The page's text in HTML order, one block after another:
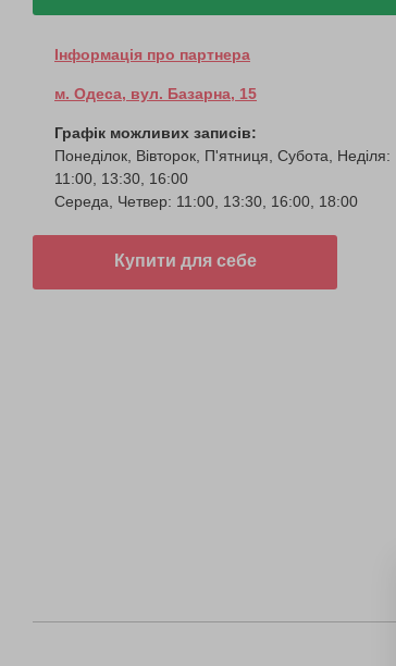
Інформація про партнера
м. Одеса, вул. Базарна, 15
Графік можливих записів:
Понеділок, Вівторок, П'ятниця, Субота, Неділя:
11:00, 13:30, 16:00
Середа, Четвер: 11:00, 13:30, 16:00, 18:00
Купити для себе